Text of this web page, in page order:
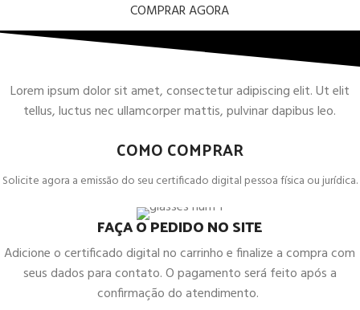
COMPRAR AGORA
Lorem ipsum dolor sit amet, consectetur adipiscing elit. Ut elit
tellus, luctus nec ullamcorper mattis, pulvinar dapibus leo.
COMO COMPRAR
Solicite agora a emissão do seu certificado digital pessoa física ou jurídica.
FAÇA O PEDIDO NO SITE
Adicione o certificado digital no carrinho e finalize a compra com
seus dados para contato. O pagamento será feito após a
confirmação do atendimento.